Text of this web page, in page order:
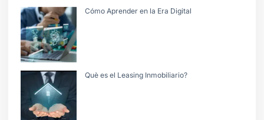
Cómo Aprender en la Era Digital
Què es el Leasing Inmobiliario?